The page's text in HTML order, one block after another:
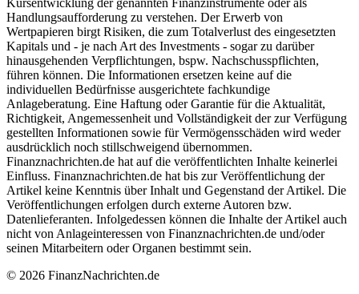
Handlungsaufforderung zu verstehen. Der Erwerb von
Wertpapieren birgt Risiken, die zum Totalverlust des eingesetzten
Kapitals und - je nach Art des Investments - sogar zu darüber
hinausgehenden Verpflichtungen, bspw. Nachschusspflichten,
führen können. Die Informationen ersetzen keine auf die
individuellen Bedürfnisse ausgerichtete fachkundige
Anlageberatung. Eine Haftung oder Garantie für die Aktualität,
Richtigkeit, Angemessenheit und Vollständigkeit der zur Verfügung
gestellten Informationen sowie für Vermögensschäden wird weder
ausdrücklich noch stillschweigend übernommen.
Finanznachrichten.de hat auf die veröffentlichten Inhalte keinerlei
Einfluss. Finanznachrichten.de hat bis zur Veröffentlichung der
Artikel keine Kenntnis über Inhalt und Gegenstand der Artikel. Die
Veröffentlichungen erfolgen durch externe Autoren bzw.
Datenlieferanten. Infolgedessen können die Inhalte der Artikel auch
nicht von Anlageinteressen von Finanznachrichten.de und/oder
seinen Mitarbeitern oder Organen bestimmt sein.
© 2026 FinanzNachrichten.de